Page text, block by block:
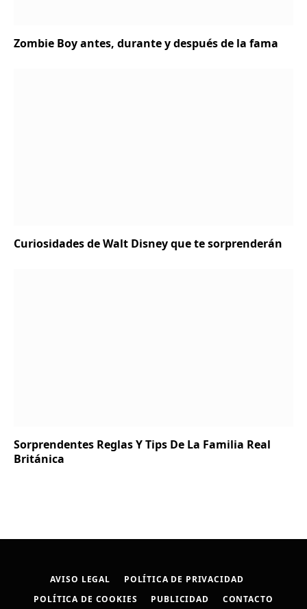
Zombie Boy antes, durante y después de la fama
Curiosidades de Walt Disney que te sorprenderán
Sorprendentes Reglas Y Tips De La Familia Real
Británica
AVISO LEGAL
POLÍTICA DE PRIVACIDAD
POLÍTICA DE COOKIES
PUBLICIDAD CONTACTO